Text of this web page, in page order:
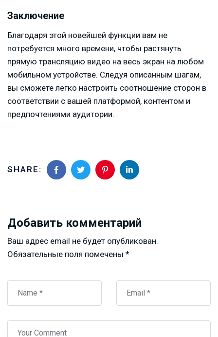
Заключение
Благодаря этой новейшей функции вам не
потребуется много времени, чтобы растянуть
прямую трансляцию видео на весь экран на любом
мобильном устройстве. Следуя описанным шагам,
вы сможете легко настроить соотношение сторон в
соответствии с вашей платформой, контентом и
предпочтениями аудитории.
SHARE:
Добавить комментарий
Ваш адрес email не будет опубликован.
Обязательные поля помечены *